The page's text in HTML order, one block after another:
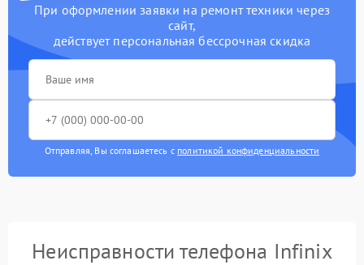
При оформлении заявки на ремонт техники через
сайт,
действует персональная бессрочная скидка
Отправляя, Вы соглашаетесь с политикой конфиденциальности
Неисправности телефона Infinix